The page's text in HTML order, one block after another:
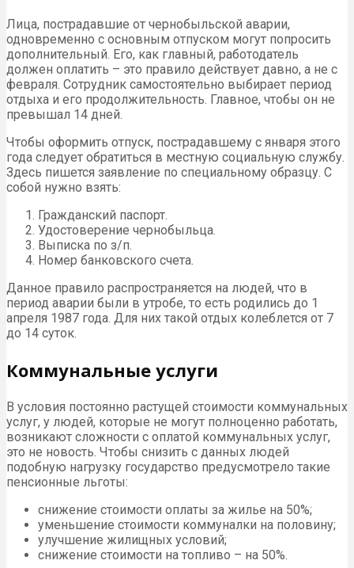
Лица, пострадавшие от чернобыльской аварии,
одновременно с основным отпуском могут попросить
дополнительный. Его, как главный, работодатель
должен оплатить – это правило действует давно, а не с
февраля. Сотрудник самостоятельно выбирает период
отдыха и его продолжительность. Главное, чтобы он не
превышал 14 дней.
Чтобы оформить отпуск, пострадавшему с января этого
года следует обратиться в местную социальную службу.
Здесь пишется заявление по специальному образцу. С
собой нужно взять:
Гражданский паспорт.
Удостоверение чернобыльца.
Выписка по з/п.
Номер банковского счета.
Данное правило распространяется на людей, что в
период аварии были в утробе, то есть родились до 1
апреля 1987 года. Для них такой отдых колеблется от 7
до 14 суток.
Коммунальные услуги
В условия постоянно растущей стоимости коммунальных
услуг, у людей, которые не могут полноценно работать,
возникают сложности с оплатой коммунальных услуг,
это не новость. Чтобы снизить с данных людей
подобную нагрузку государство предусмотрело такие
пенсионные льготы:
снижение стоимости оплаты за жилье на 50%;
уменьшение стоимости коммуналки на половину;
улучшение жилищных условий;
снижение стоимости на топливо – на 50%.